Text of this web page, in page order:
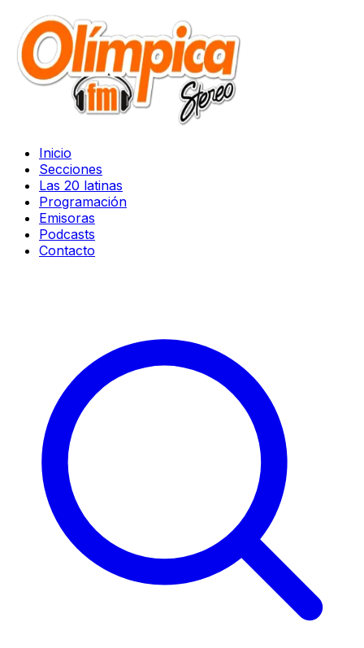
Inicio
Secciones
Las 20 latinas
Programación
Emisoras
Podcasts
Contacto